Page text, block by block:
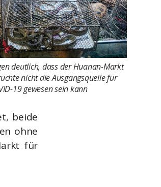
deutlich, dass der Huanan-Markt
nicht die Ausgangsquelle für
19 gewesen sein kann
beide
ohne
für